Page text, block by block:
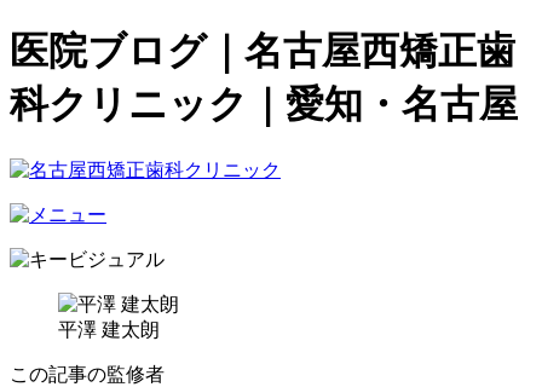
医院ブログ｜名古屋西矯正歯
科クリニック｜愛知・名古屋
平澤 建太朗
この記事の監修者